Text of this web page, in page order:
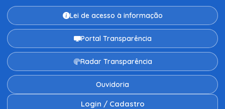
Lei de acesso à informação
Portal Transparência
Radar Transparência
Ouvidoria
Login / Cadastro